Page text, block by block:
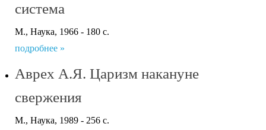
система
М., Наука, 1966 - 180 с.
подробнее »
Аврех А.Я. Царизм накануне
свержения
М., Наука, 1989 - 256 с.